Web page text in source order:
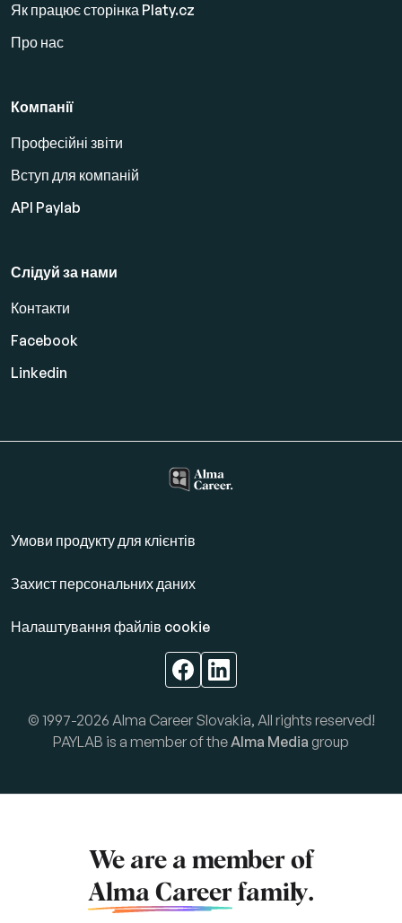
Як працює сторінка Platy.cz
Про нас
Компанії
Професійні звіти
Вступ для компаній
API Paylab
Слідуй за нами
Контакти
Facebook
Linkedin
Умови продукту для клієнтів
Захист персональних даних
Налаштування файлів cookie
© 1997-2026 Alma Career Slovakia, All rights reserved!
PAYLAB is a member of theAlma Media group
We are a member of
Alma Career family.